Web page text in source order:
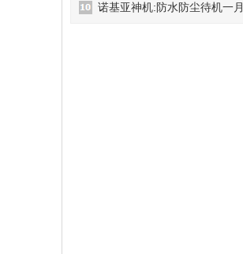
诺基亚神机:防水防尘待机一月,